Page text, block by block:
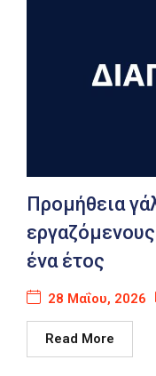
Προμήθεια
ένα έτος
28 Μαΐου, 2026
Read More